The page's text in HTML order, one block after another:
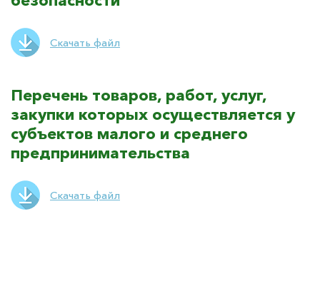
Скачать файл
Перечень товаров, работ, услуг,
закупки которых осуществляется у
субъектов малого и среднего
предпринимательства
Скачать файл